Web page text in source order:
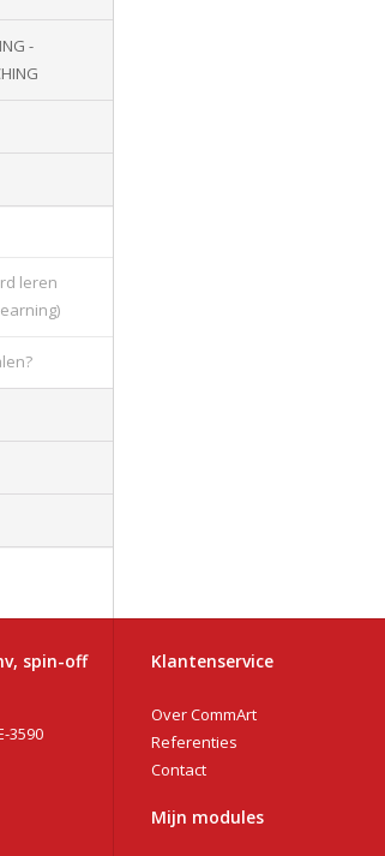
-
leren
spin-off
3590
Klantenservice
Over CommArt
Referenties
Contact
Mijn modules